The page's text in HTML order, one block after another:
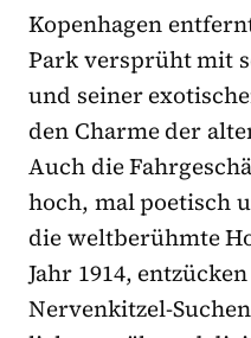
Kopenhagen
Park versprüht mit
und seiner
den Charme der
Auch die
hoch, mal poetisch
die weltberühmte
Jahr 1914,
Nervenkitzel-